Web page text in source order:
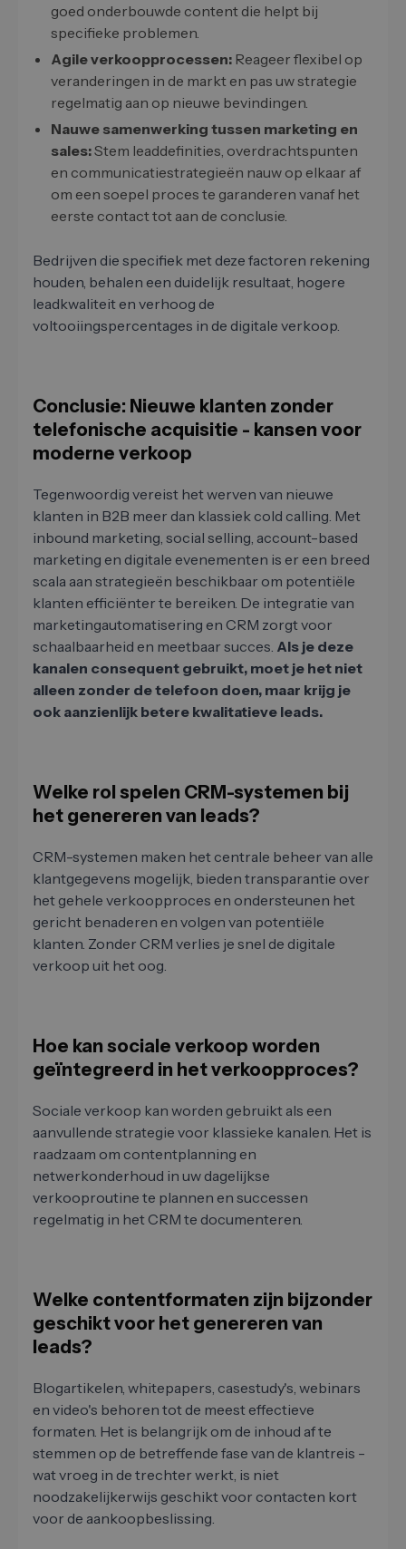
goed onderbouwde content die helpt bij
specifieke problemen.
Agile verkoopprocessen: Reageer flexibel op
veranderingen in de markt en pas uw strategie
regelmatig aan op nieuwe bevindingen.
Nauwe samenwerking tussen marketing en
sales:Stem leaddefinities, overdrachtspunten
en communicatiestrategieën nauw op elkaar af
om een soepel proces te garanderen vanaf het
eerste contact tot aan de conclusie.
Bedrijven die specifiek met deze factoren rekening
houden, behalen een duidelijk resultaat, hogere
leadkwaliteit en verhoog de
voltooiingspercentages in de digitale verkoop.
Conclusie: Nieuwe klanten zonder
telefonische acquisitie - kansen voor
moderne verkoop
Tegenwoordig vereist het werven van nieuwe
klanten in B2B meer dan klassiek cold calling. Met
inbound marketing, social selling, account-based
marketing en digitale evenementen is er een breed
scala aan strategieën beschikbaar om potentiële
klanten efficiënter te bereiken. De integratie van
marketingautomatisering en CRM zorgt voor
schaalbaarheid en meetbaar succes. Als je deze
kanalen consequent gebruikt, moet je het niet
alleen zonder de telefoon doen, maar krijg je
ook aanzienlijk betere kwalitatieve leads.
Welke rol spelen CRM-systemen bij
het genereren van leads?
CRM-systemen maken het centrale beheer van alle
klantgegevens mogelijk, bieden transparantie over
het gehele verkoopproces en ondersteunen het
gericht benaderen en volgen van potentiële
klanten. Zonder CRM verlies je snel de digitale
verkoop uit het oog.
Hoe kan sociale verkoop worden
geïntegreerd in het verkoopproces?
Sociale verkoop kan worden gebruikt als een
aanvullende strategie voor klassieke kanalen. Het is
raadzaam om contentplanning en
netwerkonderhoud in uw dagelijkse
verkooproutine te plannen en successen
regelmatig in het CRM te documenteren.
Welke contentformaten zijn bijzonder
geschikt voor het genereren van
leads?
Blogartikelen, whitepapers, casestudy's, webinars
en video's behoren tot de meest effectieve
formaten. Het is belangrijk om de inhoud af te
stemmen op de betreffende fase van de klantreis -
wat vroeg in de trechter werkt, is niet
noodzakelijkerwijs geschikt voor contacten kort
voor de aankoopbeslissing.